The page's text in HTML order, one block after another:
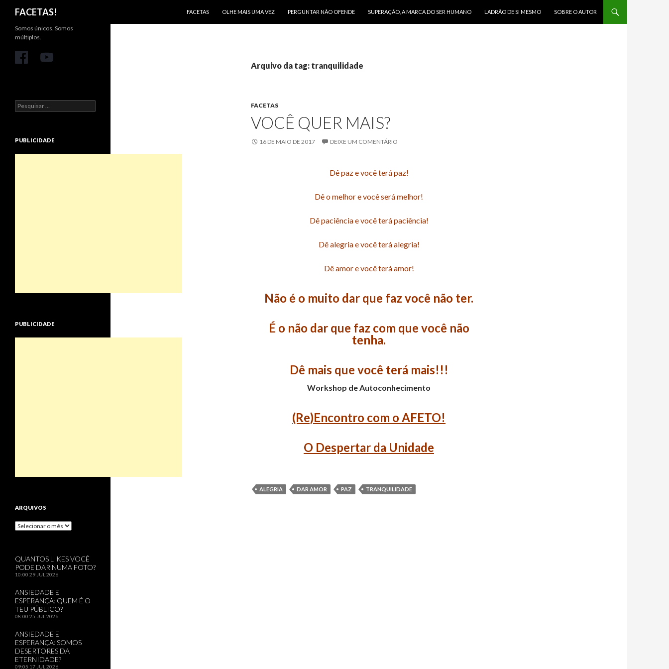
FACETAS!
FACETAS
OLHE MAIS UMA VEZ PERGUNTAR NÃO OFENDE SUPERAÇÃO, A MARCA DO SER HUMANO LADRÃO DE SI MESMO SOBRE O AUTOR
Arquivo da tag: tranquilidade
FACETAS
VOCÊ QUER MAIS?
16 DE MAIO DE 2017 DEIXE UM COMENTÁRIO
Dê paz e você terá paz!
Dê o melhor e você será melhor!
Dê paciência e você terá paciência!
Dê alegria e você terá alegria!
Dê amor e você terá amor!
Não é o muito dar que faz você não ter.
É o não dar que faz com que você não
tenha.
Dê mais que você terá mais!!!
Workshop de Autoconhecimento
(Re)Encontro com o AFETO!
O Despertar da Unidade
ALEGRIA DAR AMOR PAZ TRANQUILIDADE
Somos únicos. Somos
múltiplos.
Pesquisar
por:
PUBLICIDADE
PUBLICIDADE
ARQUIVOS
Arquivos
QUANTOS LIKES VOCÊ
PODE DAR NUMA FOTO?
10:00 29 JUL 2026
ANSIEDADE E
ESPERANÇA: QUEM É O
TEU PÚBLICO?
08:00 25 JUL 2026
ANSIEDADE E
ESPERANÇA: SOMOS
DESERTORES DA
ETERNIDADE?
09:05 17 JUL 2026